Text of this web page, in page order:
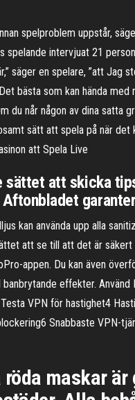
spelproblem uppstår,
spelande intervjuat 21
säger en spelare, ”att
bästa som kan hända
du når någon av dina
sätt att spela på när
att Spela Live
sättet att skicka
kan använda upp alla
att se till att det är
appen. Du kan även
effekter.
VPN för hastighet4
Snabbaste VPN-
maskar